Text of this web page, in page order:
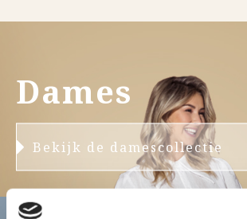
Dames
Bekijk de damescollectie